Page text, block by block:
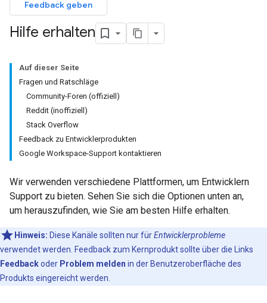
Feedback geben
Hilfe erhalten
Auf dieser Seite
Fragen und Ratschläge
Community-Foren (offiziell)
Reddit (inoffiziell)
Stack Overflow
Feedback zu Entwicklerprodukten
Google Workspace-Support kontaktieren
Wir verwenden verschiedene Plattformen, um Entwicklern
Support zu bieten. Sehen Sie sich die Optionen unten an,
um herauszufinden, wie Sie am besten Hilfe erhalten.
Hinweis: Diese Kanäle sollten nur fürEntwicklerprobleme
verwendet werden. Feedback zum Kernprodukt sollte über die Links
Feedbackoder Problem melden in der Benutzeroberfläche des
Produkts eingereicht werden.